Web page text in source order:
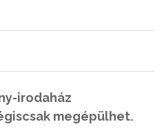
irodaház
megépülhet.